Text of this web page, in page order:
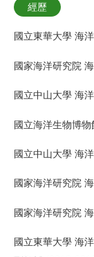
經歷
國立東華大學 海
國家海洋研究院
國立中山大學 海
國立海洋生物博
國立中山大學 海
國家海洋研究院
國家海洋研究院
國立東華大學 海